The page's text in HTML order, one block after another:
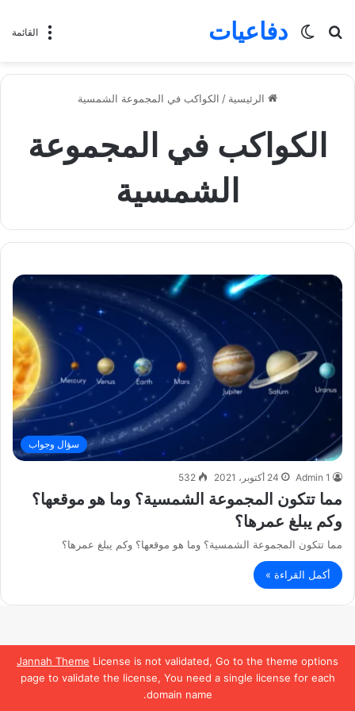
Jannah Theme License is not validated, Go to the theme options
page to validate the license, You need a single license for each
domain name.
القائمة دفاعيات
بحث
الوضع
الرئيسية / الكواكب في المجموعة الشمسية
الكواكب في المجموعة
الشمسية
سؤال وجواب
Admin 1 24 أكتوبر، 2021 532
مما تتكون المجموعة الشمسية؟ وما هو موقعها؟
وكم يبلغ عمرها؟
مما تتكون المجموعة الشمسية؟ وما هو موقعها؟ وكم يبلغ عمرها؟
أكمل القراءة »